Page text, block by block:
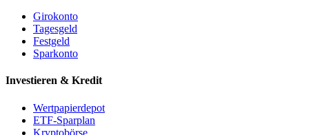
Girokonto
Tagesgeld
Festgeld
Sparkonto
Investieren & Kredit
Wertpapierdepot
ETF-Sparplan
Kryptobörse